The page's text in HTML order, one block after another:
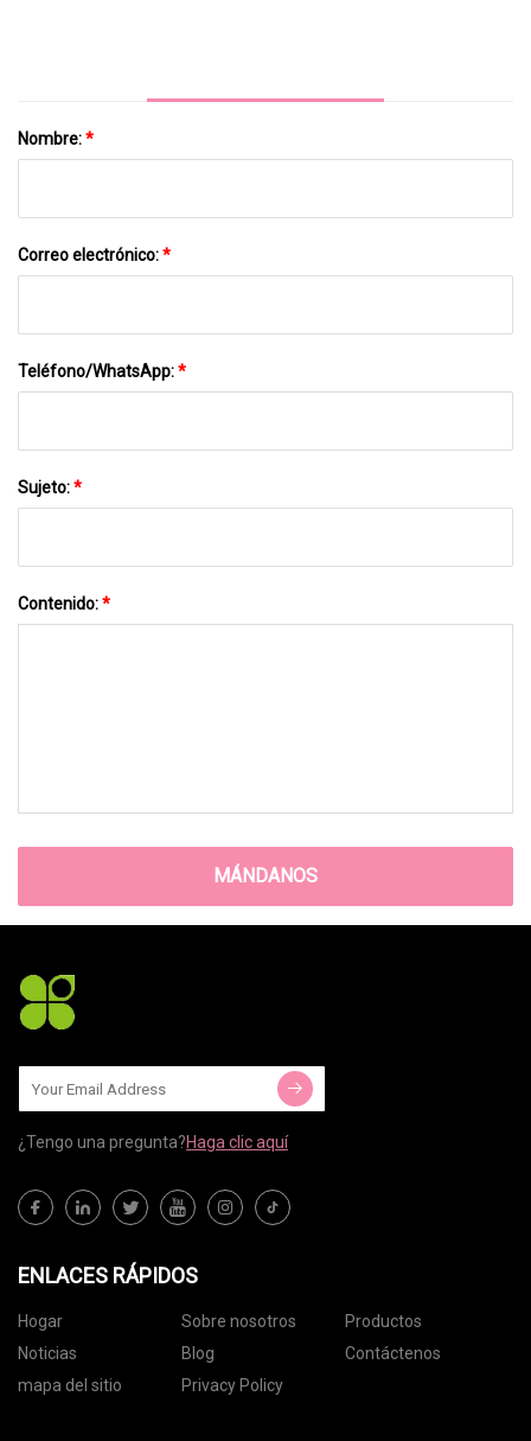
Nombre:*
Correo electrónico:*
Teléfono/WhatsApp:*
Sujeto:*
Contenido:*
MÁNDANOS
¿Tengo una pregunta?Haga clic aquí
ENLACES RÁPIDOS
Hogar Sobre nosotros
Productos
Noticias
Blog
Contáctenos
mapa del sitio
Privacy Policy